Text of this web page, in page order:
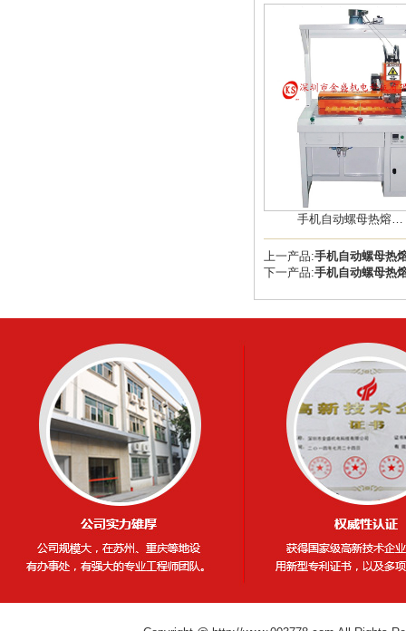
手机自动螺母热熔…
上一产品:手机自动螺母热
下一产品:手机自动螺母热